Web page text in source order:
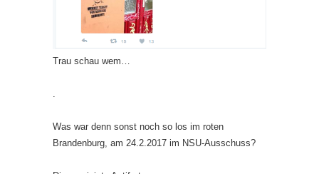
Trau schau wem…
.
Was war denn sonst noch so los im roten
Brandenburg, am 24.2.2017 im NSU-Ausschuss?